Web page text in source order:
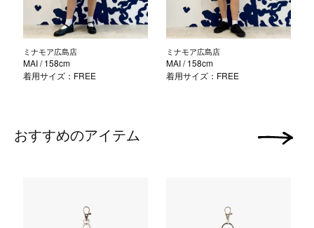
ミナモア広島店
MAI/ 158cm
着用サイズ：FREE
ミナモア広島店
MAI/ 158cm
着用サイズ：FREE
おすすめのアイテム 次の画像